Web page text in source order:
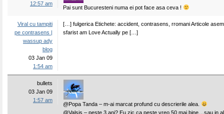
12:57 am
Pai sunt Bucuresteni numa ei pot face asa ceva !
Viral cu tampiti
pe contrasens |
wassup ady
blog
03 Jan 09
1:54 am
[…] fulgerica Etichete: accident, contrasens, rromani Articole
sfarist am Love Actually pe […]
bullets
03 Jan 09
1:57 am
@Popa Tanda – m-ai marcat profund cu descrierile alea.
@Valsis – peste 3 ani? Eu zic ca peste vreo 50 mai bine…sau in